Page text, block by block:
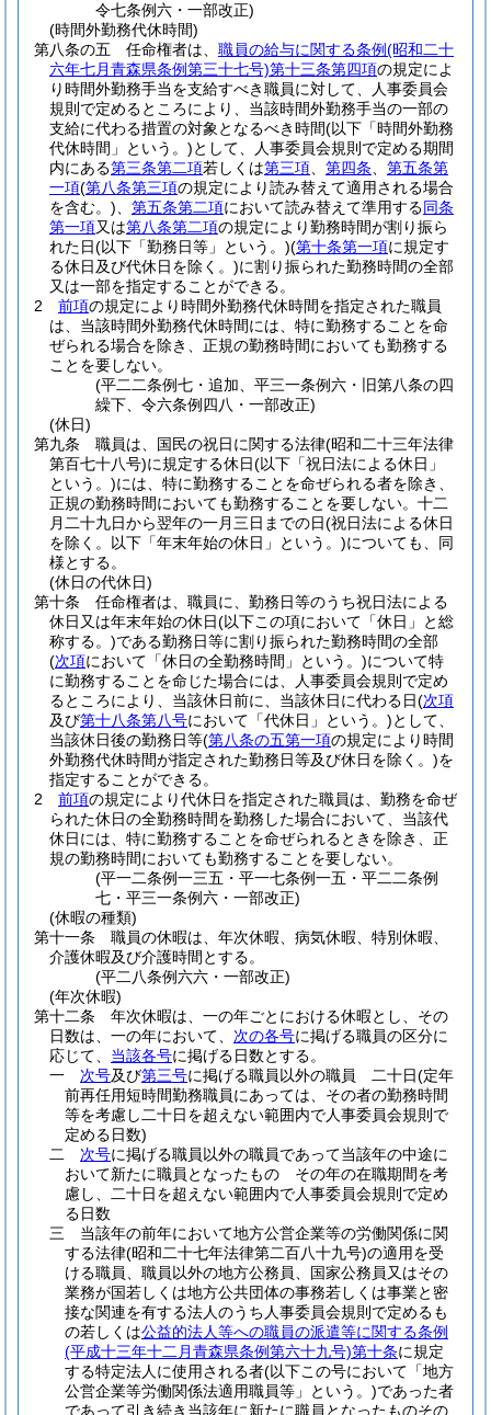
令七条例六・一部改正)
(時間外勤務代休時間)
第八条の五
任命権者は、 職員の給与に関する条例(昭和二十
六年七月青森県条例第三十七号)第十三条第四項の規定によ
り時間外勤務手当を支給すべき職員に対して、人事委員会
規則で定めるところにより、当該時間外勤務手当の一部の
支給に代わる措置の対象となるべき時間(以下「時間外勤務
代休時間」という。)として、人事委員会規則で定める期間
内にある第三条第二項若しくは第三項 第四条
第五条第
一項(第八条第三項の規定により読み替えて適用される場合
を含む。)
第五条第二項において読み替えて準用する同条
第一項又は第八条第二項の規定により勤務時間が割り振ら
れた日(以下「勤務日等」という。)(第十条第一項に規定す
る休日及び代休日を除く。)に割り振られた勤務時間の全部
又は一部を指定することができる。
2
前項の規定により時間外勤務代休時間を指定された職員
は、当該時間外勤務代休時間には、特に勤務することを命
ぜられる場合を除き、正規の勤務時間においても勤務する
ことを要しない。
(平二二条例七・追加、平三一条例六・旧第八条の四
繰下、令六条例四八・一部改正)
(休日)
第九条
職員は、国民の祝日に関する法律(昭和二十三年法律
第百七十八号)に規定する休日(以下「祝日法による休日」
という。)には、特に勤務することを命ぜられる者を除き、
正規の勤務時間においても勤務することを要しない。 十二
月二十九日から翌年の一月三日までの日(祝日法による休日
を除く。以下「年末年始の休日」という。)についても、同
様とする。
(休日の代休日)
第十条
任命権者は、職員に、勤務日等のうち祝日法による
休日又は年末年始の休日(以下この項において「休日」と総
称する。)である勤務日等に割り振られた勤務時間の全部
(次項において「休日の全勤務時間」という。)について特
に勤務することを命じた場合には、人事委員会規則で定め
るところにより、当該休日前に、当該休日に代わる日(次項
及び第十八条第八号において「代休日」という。)として、
当該休日後の勤務日等(第八条の五第一項の規定により時間
外勤務代休時間が指定された勤務日等及び休日を除く。)を
指定することができる。
2
前項の規定により代休日を指定された職員は、勤務を命ぜ
られた休日の全勤務時間を勤務した場合において、当該代
休日には、特に勤務することを命ぜられるときを除き、正
規の勤務時間においても勤務することを要しない。
(平一二条例一三五・平一七条例一五・平二二条例
七・平三一条例六・一部改正)
(休暇の種類)
第十一条
職員の休暇は、年次休暇、病気休暇、特別休暇、
介護休暇及び介護時間とする。
(平二八条例六六・一部改正)
(年次休暇)
第十二条
年次休暇は、一の年ごとにおける休暇とし、その
日数は、一の年において、 次の各号に掲げる職員の区分に
応じて、 当該各号に掲げる日数とする。
一
次号及び第三号に掲げる職員以外の職員 二十日(定年
前再任用短時間勤務職員にあっては、その者の勤務時間
等を考慮し二十日を超えない範囲内で人事委員会規則で
定める日数)
二
次号に掲げる職員以外の職員であって当該年の中途に
おいて新たに職員となったもの その年の在職期間を考
慮し、二十日を超えない範囲内で人事委員会規則で定め
る日数
三
当該年の前年において地方公営企業等の労働関係に関
する法律(昭和二十七年法律第二百八十九号)の適用を受
ける職員、職員以外の地方公務員、国家公務員又はその
業務が国若しくは地方公共団体の事務若しくは事業と密
接な関連を有する法人のうち人事委員会規則で定めるも
の若しくは公益的法人等への職員の派遣等に関する条例
(平成十三年十二月青森県条例第六十九号)第十条に規定
する特定法人に使用される者(以下この号において「地方
公営企業等労働関係法適用職員等」という。)であった者
であって引き続き当該年に新たに職員となったものその